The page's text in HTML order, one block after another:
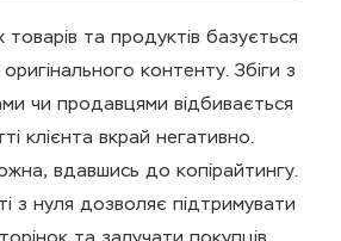
та продуктів базується
контенту. Збіги з
чи продавцями відбивається
клієнта вкрай негативно.
вдавшись до копірайтингу.
з нуля дозволяє підтримувати